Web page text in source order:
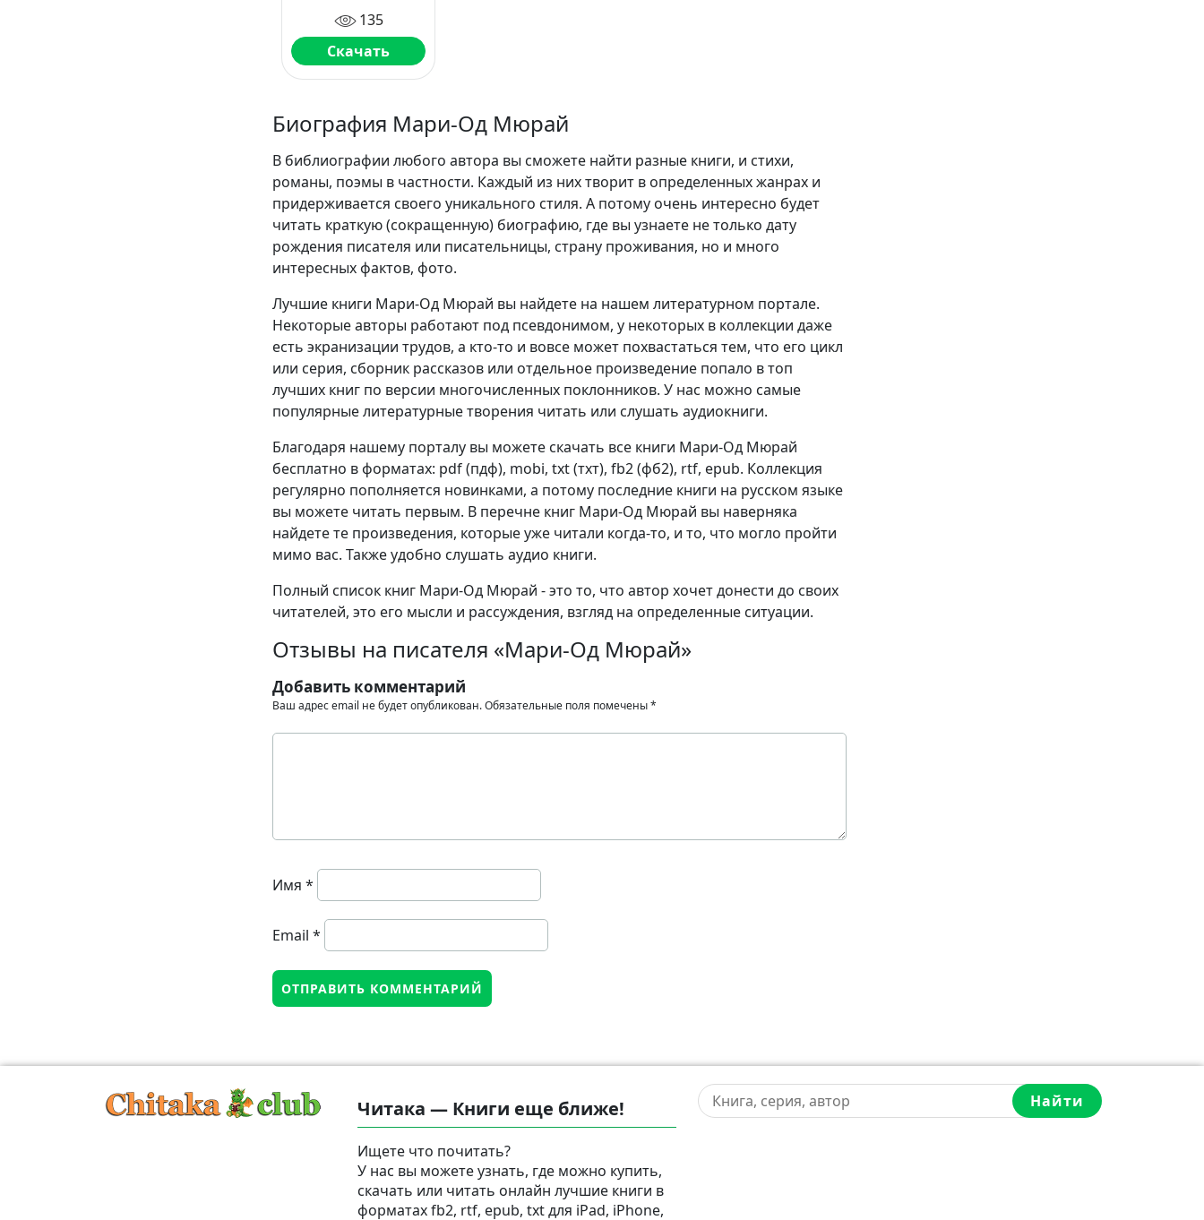
135
Скачать
Биография Мари-Од Мюрай
В библиографии любого автора вы сможете найти разные книги, и стихи,
романы, поэмы в частности. Каждый из них творит в определенных жанрах и
придерживается своего уникального стиля. А потому очень интересно будет
читать краткую (сокращенную) биографию, где вы узнаете не только дату
рождения писателя или писательницы, страну проживания, но и много
интересных фактов, фото.
Лучшие книги Мари-Од Мюрай вы найдете на нашем литературном портале.
Некоторые авторы работают под псевдонимом, у некоторых в коллекции даже
есть экранизации трудов, а кто-то и вовсе может похвастаться тем, что его цикл
или серия, сборник рассказов или отдельное произведение попало в топ
лучших книг по версии многочисленных поклонников. У нас можно самые
популярные литературные творения читать или слушать аудиокниги.
Благодаря нашему порталу вы можете скачать все книги Мари-Од Мюрай
бесплатно в форматах: pdf (пдф), mobi, txt (тхт), fb2 (фб2), rtf, epub. Коллекция
регулярно пополняется новинками, а потому последние книги на русском языке
вы можете читать первым. В перечне книг Мари-Од Мюрай вы наверняка
найдете те произведения, которые уже читали когда-то, и то, что могло пройти
мимо вас. Также удобно слушать аудио книги.
Полный список книг Мари-Од Мюрай - это то, что автор хочет донести до своих
читателей, это его мысли и рассуждения, взгляд на определенные ситуации.
Отзывы на писателя «Мари-Од Мюрай»
Добавить комментарий
Ваш адрес email не будет опубликован.Обязательные поля помечены*
Имя *
Email *
Читака — Книги еще ближе!
Ищете что почитать?
У нас вы можете узнать, где можно купить,
скачать или читать онлайн лучшие книги в
форматах fb2, rtf, epub, txt для iPad, iPhone,
Найти